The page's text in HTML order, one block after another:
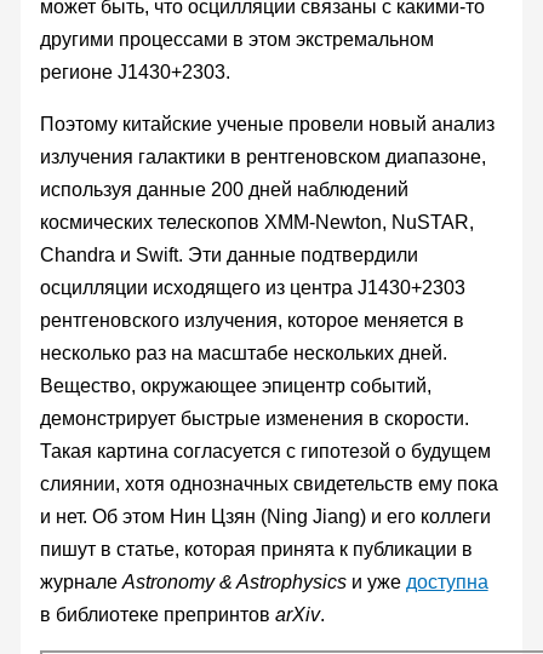
может быть, что осцилляции связаны с какими-то
другими процессами в этом экстремальном
регионе J1430+2303.
Поэтому китайские ученые провели новый анализ
излучения галактики в рентгеновском диапазоне,
используя данные 200 дней наблюдений
космических телескопов XMM-Newton, NuSTAR,
Chandra и Swift. Эти данные подтвердили
осцилляции исходящего из центра J1430+2303
рентгеновского излучения, которое меняется в
несколько раз на масштабе нескольких дней.
Вещество, окружающее эпицентр событий,
демонстрирует быстрые изменения в скорости.
Такая картина согласуется с гипотезой о будущем
слиянии, хотя однозначных свидетельств ему пока
и нет. Об этом Нин Цзян (Ning Jiang) и его коллеги
пишут в статье, которая принята к публикации в
журнале Astronomy & Astrophysicsи уже доступна
в библиотеке препринтов arXiv.